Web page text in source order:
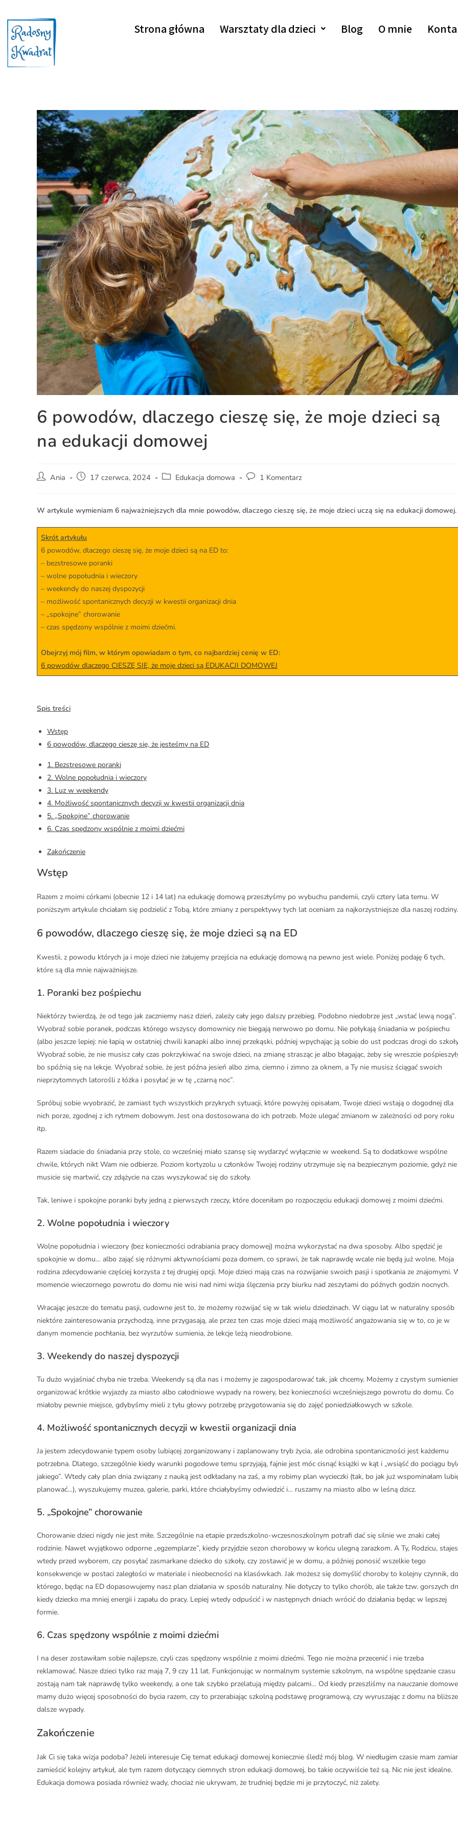
Strona główna Warsztaty dla dzieci Blog O mnie
6 powodów, dlaczego cieszę się, że moje dzieci są
na edukacji domowej
Ania 17 czerwca, 2024 Edukacja domowa 1 Komentarz
W artykule wymieniam 6 najważniejszych dla mnie powodów, dlaczego cieszę się, że moje dzieci uczą się na edukacji domowej.
Skrót artykułu
6 powodów, dlaczego cieszę się, że moje dzieci są na ED to:
– bezstresowe poranki
– wolne popołudnia i wieczory
– weekendy do naszej dyspozycji
– możliwość spontanicznych decyzji w kwestii organizacji dnia
– „spokojne” chorowanie
– czas spędzony wspólnie z moimi dziećmi.
Obejrzyj mój film, w którym opowiadam o tym, co najbardziej cenię w ED:
6 powodów dlaczego CIESZĘ SIĘ, że moje dzieci są EDUKACJI DOMOWEJ
Spis treści
Wstęp
6 powodów, dlaczego cieszę się, że jesteśmy na ED
1. Bezstresowe poranki
2. Wolne popołudnia i wieczory
3. Luz w weekendy
4. Możliwość spontanicznych decyzji w kwestii organizacji dnia
5. „Spokojne” chorowanie
6. Czas spędzony wspólnie z moimi dziećmi
Zakończenie
Wstęp
Razem z moimi córkami (obecnie 12 i 14 lat) na edukację domową przeszłyśmy po wybuchu pandemii, czyli cztery lata temu. W
poniższym artykule chciałam się podzielić z Tobą, które zmiany z perspektywy tych lat oceniam za najkorzystniejsze dla naszej rodziny.
6 powodów, dlaczego cieszę się, że moje dzieci są na ED
Kwestii, z powodu których ja i moje dzieci nie żałujemy przejścia na edukację domową na pewno jest wiele. Poniżej podaję 6 tych,
które są dla mnie najważniejsze.
1. Poranki bez pośpiechu
Niektórzy twierdzą, że od tego jak zaczniemy nasz dzień, zależy cały jego dalszy przebieg. Podobno niedobrze jest „wstać lewą nogą”.
Wyobraź sobie poranek, podczas którego wszyscy domownicy nie biegają nerwowo po domu. Nie połykają śniadania w pośpiechu
(albo jeszcze lepiej: nie łapią w ostatniej chwili kanapki albo innej przekąski, później wpychając ją sobie do ust podczas drogi do
Wyobraź sobie, że nie musisz cały czas pokrzykiwać na swoje dzieci, na zmianę strasząc je albo błagając, żeby się wreszcie
bo spóźnią się na lekcje. Wyobraź sobie, że jest późna jesień albo zima, ciemno i zimno za oknem, a Ty nie musisz ściągać swoich
nieprzytomnych latorośli z łóżka i posyłać je w tę „czarną noc”.
Spróbuj sobie wyobrazić, że zamiast tych wszystkich przykrych sytuacji, które powyżej opisałam, Twoje dzieci wstają o dogodnej dla
nich porze, zgodnej z ich rytmem dobowym. Jest ona dostosowana do ich potrzeb. Może ulegać zmianom w zależności od pory roku
itp.
Razem siadacie do śniadania przy stole, co wcześniej miało szansę się wydarzyć wyłącznie w weekend. Są to dodatkowe wspólne
chwile, których nikt Wam nie odbierze. Poziom kortyzolu u członków Twojej rodziny utrzymuje się na bezpiecznym poziomie, gdyż nie
musicie się martwić, czy zdążycie na czas wyszykować się do szkoły.
Tak, leniwe i spokojne poranki były jedną z pierwszych rzeczy, które doceniłam po rozpoczęciu edukacji domowej z moimi dziećmi.
2. Wolne popołudnia i wieczory
Wolne popołudnia i wieczory (bez konieczności odrabiania pracy domowej) można wykorzystać na dwa sposoby. Albo spędzić je
spokojnie w domu… albo zająć się różnymi aktywnościami poza domem, co sprawi, że tak naprawdę wcale nie będą już wolne. Moja
rodzina zdecydowanie częściej korzysta z tej drugiej opcji. Moje dzieci mają czas na rozwijanie swoich pasji i spotkania ze znajomymi.
momencie wieczornego powrotu do domu nie wisi nad nimi wizja ślęczenia przy biurku nad zeszytami do późnych godzin nocnych.
Wracając jeszcze do tematu pasji, cudowne jest to, że możemy rozwijać się w tak wielu dziedzinach. W ciągu lat w naturalny sposób
niektóre zainteresowania przychodzą, inne przygasają, ale przez ten czas moje dzieci mają możliwość angażowania się w to, co je w
danym momencie pochłania, bez wyrzutów sumienia, że lekcje leżą nieodrobione.
3. Weekendy do naszej dyspozycji
Tu dużo wyjaśniać chyba nie trzeba. Weekendy są dla nas i możemy je zagospodarować tak, jak chcemy. Możemy z czystym
organizować krótkie wyjazdy za miasto albo całodniowe wypady na rowery, bez konieczności wcześniejszego powrotu do domu. Co
miałoby pewnie miejsce, gdybyśmy mieli z tyłu głowy potrzebę przygotowania się do zajęć poniedziałkowych w szkole.
4. Możliwość spontanicznych decyzji w kwestii organizacji dnia
Ja jestem zdecydowanie typem osoby lubiącej zorganizowany i zaplanowany tryb życia, ale odrobina spontaniczności jest każdemu
potrzebna. Dlatego, szczególnie kiedy warunki pogodowe temu sprzyjają, fajnie jest móc cisnąć książki w kąt i „wsiąść do pociągu
jakiego”. Wtedy cały plan dnia związany z nauką jest odkładany na zaś, a my robimy plan wycieczki (tak, bo jak już wspominałam
planować…), wyszukujemy muzea, galerie, parki, które chciałybyśmy odwiedzić i… ruszamy na miasto albo w leśną dzicz.
5. „Spokojne” chorowanie
Chorowanie dzieci nigdy nie jest miłe. Szczególnie na etapie przedszkolno-wczesnoszkolnym potrafi dać się silnie we znaki całej
rodzinie. Nawet wyjątkowo odporne „egzemplarze”, kiedy przyjdzie sezon chorobowy w końcu ulegną zarazkom. A Ty, Rodzicu,
wtedy przed wyborem, czy posyłać zasmarkane dziecko do szkoły, czy zostawić je w domu, a później ponosić wszelkie tego
konsekwencje w postaci zaległości w materiale i nieobecności na klasówkach. Jak możesz się domyślić choroby to kolejny czynnik, do
którego, będąc na ED dopasowujemy nasz plan działania w sposób naturalny. Nie dotyczy to tylko chorób, ale także tzw. gorszych
kiedy dziecko ma mniej energii i zapału do pracy. Lepiej wtedy odpuścić i w następnych dniach wrócić do działania będąc w lepszej
formie.
6. Czas spędzony wspólnie z moimi dziećmi
I na deser zostawiłam sobie najlepsze, czyli czas spędzony wspólnie z moimi dziećmi. Tego nie można przecenić i nie trzeba
reklamować. Nasze dzieci tylko raz mają 7, 9 czy 11 lat. Funkcjonując w normalnym systemie szkolnym, na wspólne spędzanie czasu
zostają nam tak naprawdę tylko weekendy, a one tak szybko przelatują między palcami… Od kiedy przeszliśmy na nauczanie
mamy dużo więcej sposobności do bycia razem, czy to przerabiając szkolną podstawę programową, czy wyruszając z domu na
dalsze wypady.
Zakończenie
Jak Ci się taka wizja podoba? Jeżeli interesuje Cię temat edukacji domowej koniecznie śledź mój blog. W niedługim czasie mam zamiar
zamieścić kolejny artykuł, ale tym razem dotyczący ciemnych stron edukacji domowej, bo takie oczywiście też są. Nic nie jest idealne.
Edukacja domowa posiada również wady, chociaż nie ukrywam, że trudniej będzie mi je przytoczyć, niż zalety.